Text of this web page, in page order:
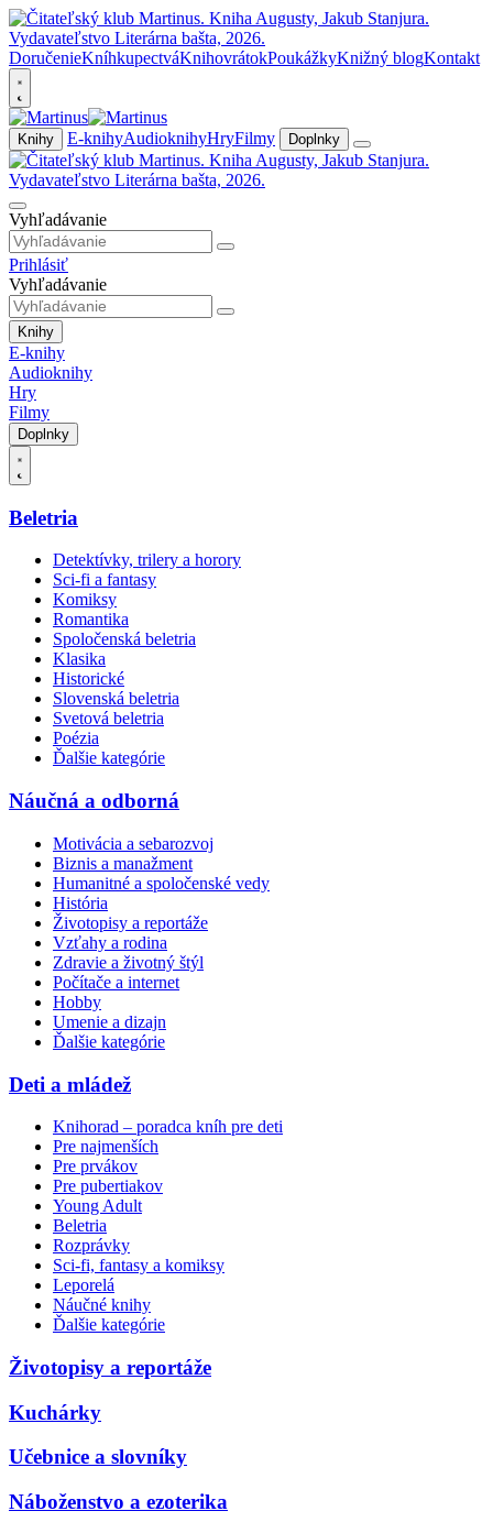
DoručenieKníhkupectváKnihovrátokPoukážkyKnižný blogKontakt
Knihy E-knihyAudioknihyHryFilmy Doplnky
Vyhľadávanie
Prihlásiť
Vyhľadávanie
Knihy
E-knihy
Audioknihy
Hry
Filmy
Doplnky
Beletria
Detektívky, trilery a horory
Sci-fi a fantasy
Komiksy
Romantika
Spoločenská beletria
Klasika
Historické
Slovenská beletria
Svetová beletria
Poézia
Ďalšie kategórie
Náučná a odborná
Motivácia a sebarozvoj
Biznis a manažment
Humanitné a spoločenské vedy
História
Životopisy a reportáže
Vzťahy a rodina
Zdravie a životný štýl
Počítače a internet
Hobby
Umenie a dizajn
Ďalšie kategórie
Deti a mládež
Knihorad – poradca kníh pre deti
Pre najmenších
Pre prvákov
Pre pubertiakov
Young Adult
Beletria
Rozprávky
Sci-fi, fantasy a komiksy
Leporelá
Náučné knihy
Ďalšie kategórie
Životopisy a reportáže
Kuchárky
Učebnice a slovníky
Náboženstvo a ezoterika